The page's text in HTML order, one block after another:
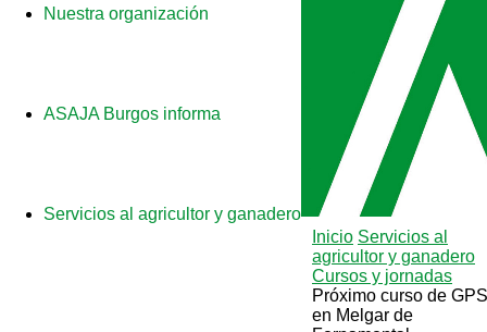
Nuestra organización
ASAJA Burgos informa
Servicios al agricultor y ganadero
Inicio Servicios al
agricultor y ganadero
Cursos y jornadas
Próximo curso de GPS
en Melgar de